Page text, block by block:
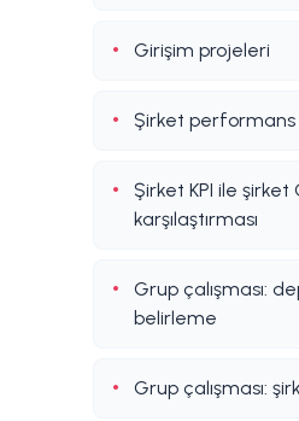
Girişim projeleri
Şirket performans
Şirket KPI ile şirket
karşılaştırması
Grup çalışması:
belirleme
Grup çalışması: